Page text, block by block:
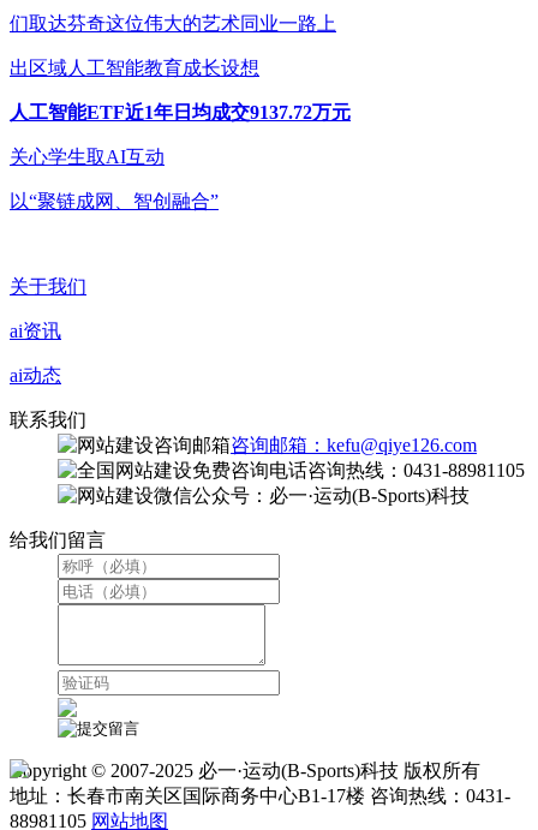
们取达芬奇这位伟大的艺术同业一路上
出区域人工智能教育成长设想
人工智能ETF近1年日均成交9137.72万元
关心学生取AI互动
以“聚链成网、智创融合”
关于我们
ai资讯
ai动态
联系我们
咨询邮箱：kefu@qiye126.com
咨询热线：0431-88981105
微信公众号：必一·运动(B-Sports)科技
给我们留言
Copyright © 2007-2025 必一·运动(B-Sports)科技 版权所有
地址：长春市南关区国际商务中心B1-17楼 咨询热线：0431-
88981105 网站地图